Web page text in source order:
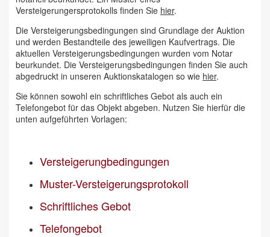
Versteigerungersprotokolls finden Sie hier.
Die Versteigerungsbedingungen sind Grundlage der Auktion
und werden Bestandteile des jeweiligen Kaufvertrags. Die
aktuellen Versteigerungsbedingungen wurden vom Notar
beurkundet. Die Versteigerungsbedingungen finden Sie auch
abgedruckt in unseren Auktionskatalogen so wie hier.
Sie können sowohl ein schriftliches Gebot als auch ein
Telefongebot für das Objekt abgeben. Nutzen Sie hierfür die
unten aufgeführten Vorlagen:
Versteigerungbedingungen
Muster-Versteigerungsprotokoll
Schriftliches Gebot
Telefongebot